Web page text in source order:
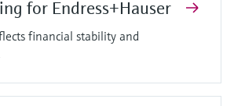
for Endress+Hauser
financial stability and